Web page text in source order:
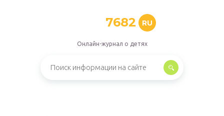
7682 RU
Онлайн-журнал о детях